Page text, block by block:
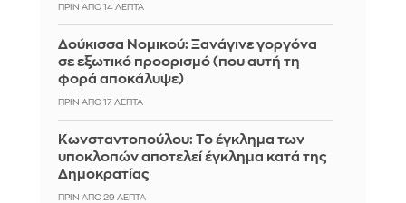
ΠΡΙΝ ΑΠΌ 14 ΛΕΠΤΆ
Δούκισσα Νομικού: Ξανάγινε γοργόνα
σε εξωτικό προορισμό (που αυτή τη
φορά αποκάλυψε)
ΠΡΙΝ ΑΠΌ 17 ΛΕΠΤΆ
Κωνσταντοπούλου: Το έγκλημα των
υποκλοπών αποτελεί έγκλημα κατά της
Δημοκρατίας
ΠΡΙΝ ΑΠΌ 29 ΛΕΠΤΆ